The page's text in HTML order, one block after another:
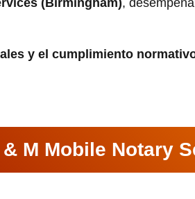
(Birmingham),
y el cumplimiento
M Mobile Notary